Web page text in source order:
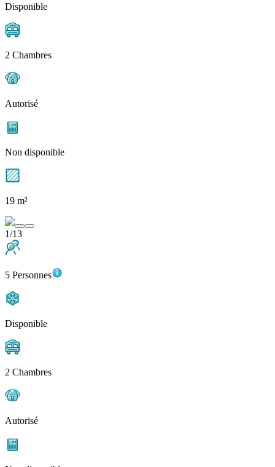
Disponible
2 Chambres
Autorisé
Non disponible
19 m²
1/13
5 Personnes
Disponible
2 Chambres
Autorisé